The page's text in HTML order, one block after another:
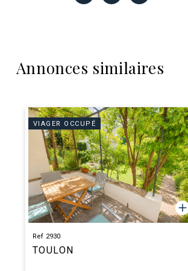
Annonces similaires
VIAGER OCCUPÉ
Ref 2930
TOULON